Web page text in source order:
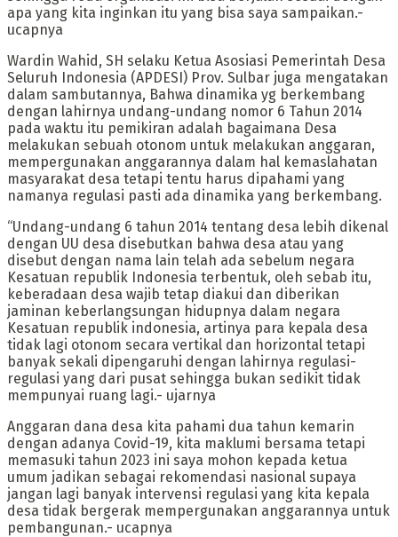
apa yang kita inginkan itu yang bisa saya sampaikan.-
ucapnya
Wardin Wahid, SH selaku Ketua Asosiasi Pemerintah Desa
Seluruh Indonesia (APDESI) Prov. Sulbar juga mengatakan
dalam sambutannya, Bahwa dinamika yg berkembang
dengan lahirnya undang-undang nomor 6 Tahun 2014
pada waktu itu pemikiran adalah bagaimana Desa
melakukan sebuah otonom untuk melakukan anggaran,
mempergunakan anggarannya dalam hal kemaslahatan
masyarakat desa tetapi tentu harus dipahami yang
namanya regulasi pasti ada dinamika yang berkembang.
“Undang-undang 6 tahun 2014 tentang desa lebih dikenal
dengan UU desa disebutkan bahwa desa atau yang
disebut dengan nama lain telah ada sebelum negara
Kesatuan republik Indonesia terbentuk, oleh sebab itu,
keberadaan desa wajib tetap diakui dan diberikan
jaminan keberlangsungan hidupnya dalam negara
Kesatuan republik indonesia, artinya para kepala desa
tidak lagi otonom secara vertikal dan horizontal tetapi
banyak sekali dipengaruhi dengan lahirnya regulasi-
regulasi yang dari pusat sehingga bukan sedikit tidak
mempunyai ruang lagi.- ujarnya
Anggaran dana desa kita pahami dua tahun kemarin
dengan adanya Covid-19, kita maklumi bersama tetapi
memasuki tahun 2023 ini saya mohon kepada ketua
umum jadikan sebagai rekomendasi nasional supaya
jangan lagi banyak intervensi regulasi yang kita kepala
desa tidak bergerak mempergunakan anggarannya untuk
pembangunan.- ucapnya